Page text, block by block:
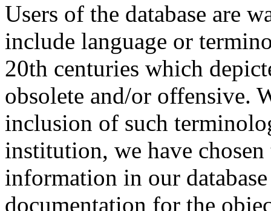
Users of the database are
include language or
20th centuries which
obsolete and/or offensive.
inclusion of such
institution, we have
information in our
documentation for the